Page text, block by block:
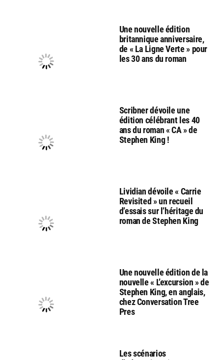
Une nouvelle édition
britannique anniversaire,
de « La Ligne Verte » pour
les 30 ans du roman
Scribner dévoile une
édition célébrant les 40
ans du roman « CA » de
Stephen King !
Lividian dévoile « Carrie
Revisited » un recueil
d’essais sur l’héritage du
roman de Stephen King
Une nouvelle édition de la
nouvelle « L’excursion » de
Stephen King, en anglais,
chez Conversation Tree
Pres
Les scénarios